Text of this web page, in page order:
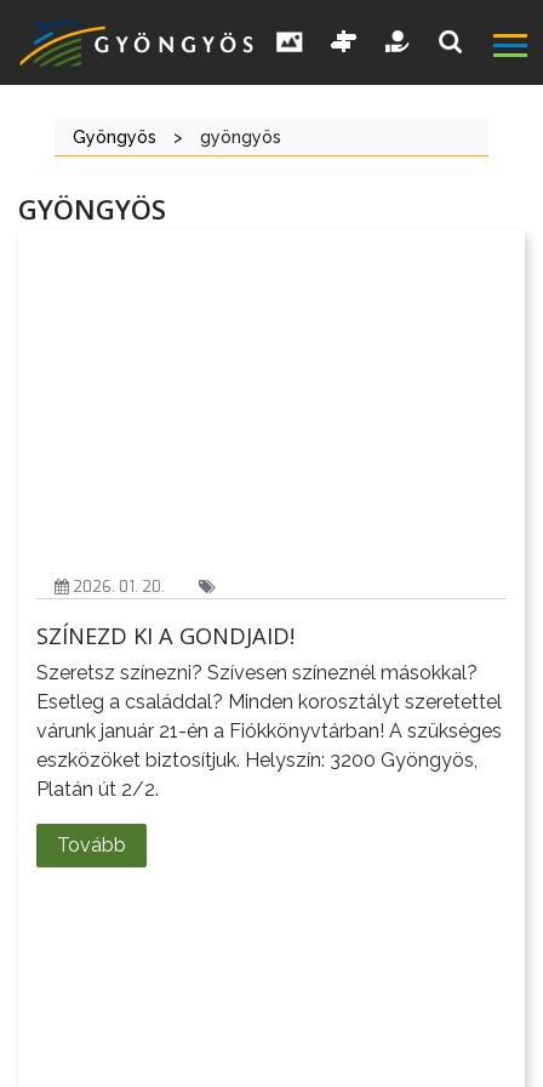
A
VÁROS
KIEMELT
Gyöngyös > gyöngyös
GYÖNGYÖS
2026. 01. 20.
SZÍNEZD KI A GONDJAID!
Szeretsz színezni? Szívesen színeznél másokkal?
Esetleg a családdal? Minden korosztályt szeretettel
várunk január 21-én a Fiókkönyvtárban! A szükséges
eszközöket biztosítjuk. Helyszín: 3200 Gyöngyös,
Platán út 2/2.
Tovább